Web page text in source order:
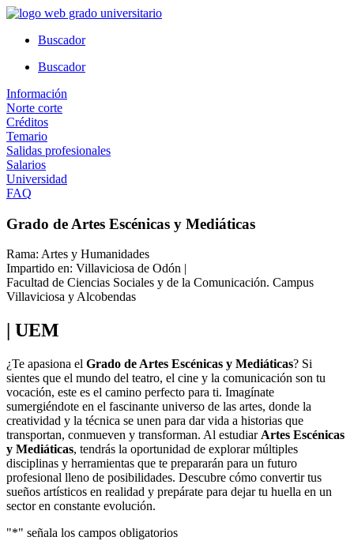
Ir
contenidoBuscador
Buscador
Información
Norte corte
Créditos
Temario
Salidas profesionales
Salarios
Universidad
FAQ
Grado de Artes Escénicas y Mediáticas
Rama: Artes y Humanidades
Impartido en: Villaviciosa de Odón |
Facultad de Ciencias Sociales y de la Comunicación. Campus
Villaviciosa y Alcobendas
| UEM
¿Te apasiona el Grado de Artes Escénicas y Mediáticas? Si
sientes que el mundo del teatro, el cine y la comunicación son tu
vocación, este es el camino perfecto para ti. Imagínate
sumergiéndote en el fascinante universo de las artes, donde la
creatividad y la técnica se unen para dar vida a historias que
transportan, conmueven y transforman. Al estudiar Artes Escénicas
y Mediáticas, tendrás la oportunidad de explorar múltiples
disciplinas y herramientas que te prepararán para un futuro
profesional lleno de posibilidades. Descubre cómo convertir tus
sueños artísticos en realidad y prepárate para dejar tu huella en un
sector en constante evolución.
"*" señala los campos obligatorios